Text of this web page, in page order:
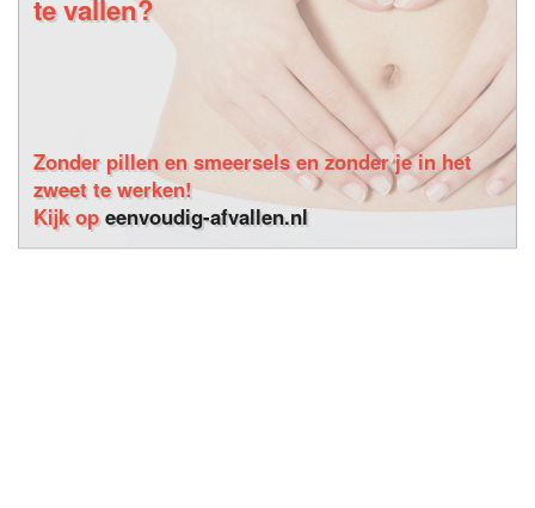
te vallen?
Zonder pillen en smeersels en zonder je in het
zweet te werken!
Kijk opeenvoudig-afvallen.nl